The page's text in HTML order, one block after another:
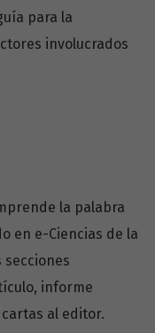
para la
involucrados
la palabra
en e-Ciencias de la
informe
al editor.